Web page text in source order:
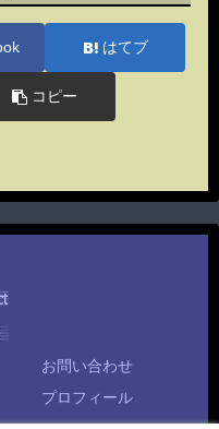
はてブ
コピー
お問い合わせ
プロフィール